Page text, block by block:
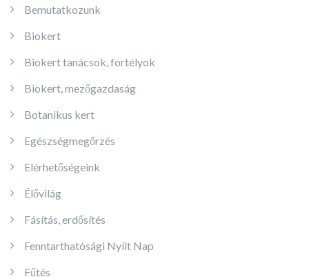
Bemutatkozunk
Biokert
Biokert tanácsok, fortélyok
Biokert, mezőgazdaság
Botanikus kert
Egészségmegőrzés
Elérhetőségeink
Élővilág
Fásítás, erdősítés
Fenntarthatósági Nyílt Nap
Fűtés